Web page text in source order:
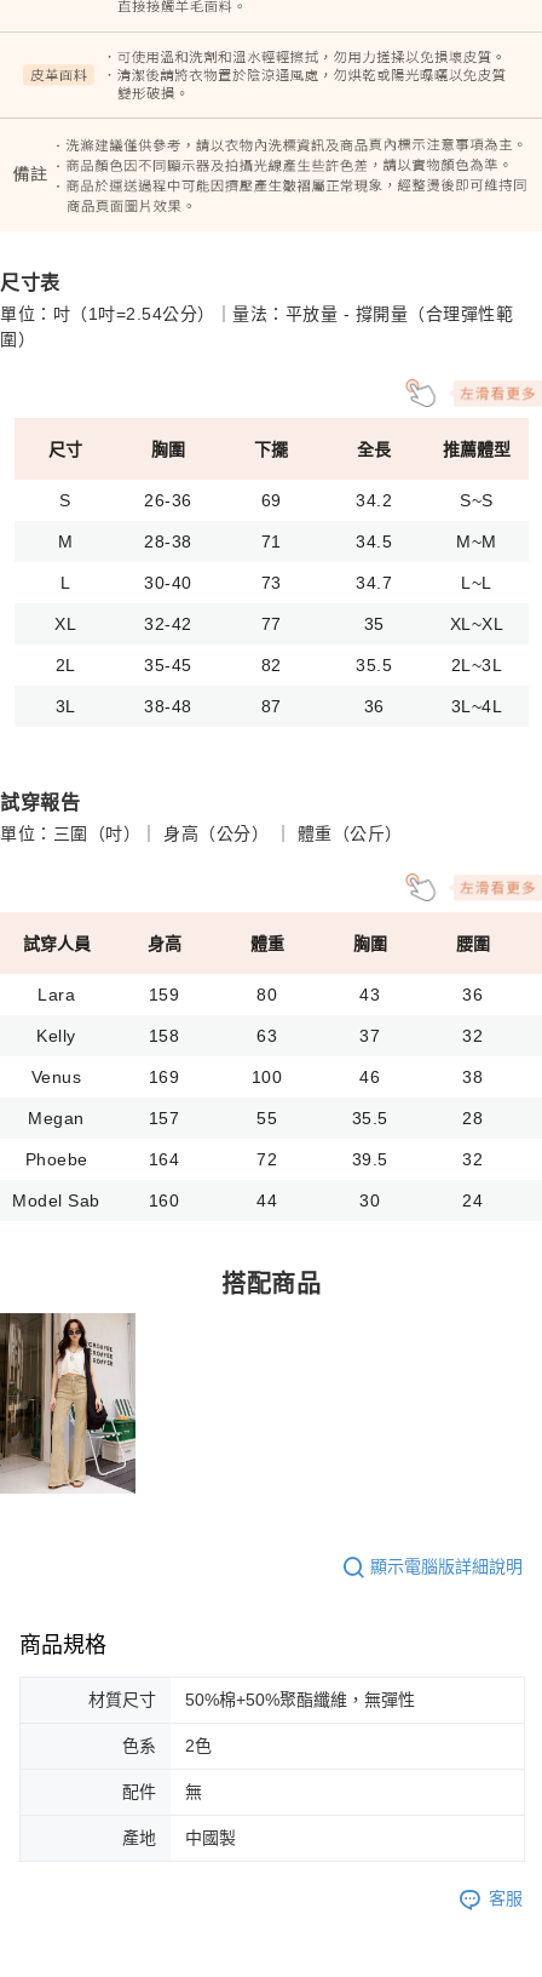
尺寸表
單位：吋（1吋=2.54公分）｜量法：平放量 - 撐開量（合理彈性範
圍）
尺寸 胸圍 下擺 全長 推薦體型
S 26-36 69 34.2 S~S
M 28-38 71 34.5 M~M
L 30-40 73 34.7 L~L
XL 32-42 77 35 XL~XL
2L 35-45 82 35.5 2L~3L
3L 38-48 87 36 3L~4L
試穿報告
單位：三圍（吋）｜ 身高（公分） ｜ 體重（公斤）
試穿人員 身高 體重 胸圍 腰圍
Lara 159 80 43 36
Kelly 158 63 37 32
Venus 169 100 46 38
Megan 157 55 35.5 28
Phoebe 164 72 39.5 32
Model Sab 160 44 30 24
搭配商品
顯示電腦版詳細說明
商品規格
材質尺寸 50%棉+50%聚酯纖維，無彈性
色系 2色
配件 無
產地 中國製
客服